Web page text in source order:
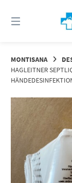
zum
MONTISANA
HAGLEITNER